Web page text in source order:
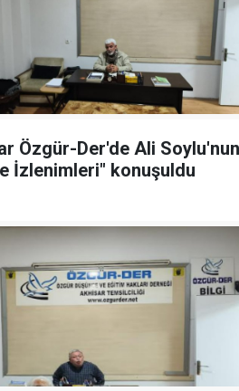
Özgür-Der'de Ali Soylu'nun
İzlenimleri" konuşuldu